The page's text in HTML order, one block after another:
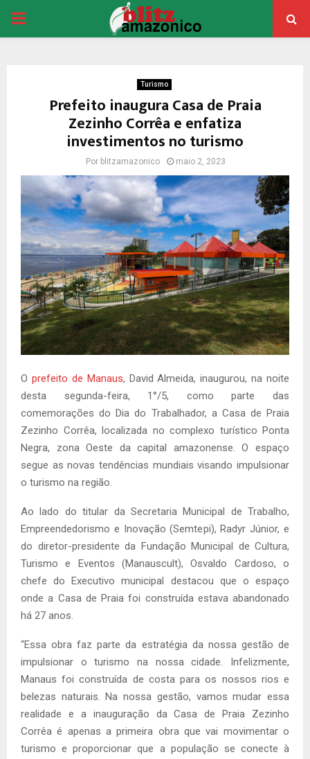
PRIMARY
Turismo
Prefeito inaugura Casa de Praia
Zezinho Corrêa e enfatiza
investimentos no turismo
Por blitzamazonico maio 2, 2023
O prefeito de Manaus, David Almeida, inaugurou, na noite
desta segunda-feira, 1°/5, como parte das
comemorações do Dia do Trabalhador, a Casa de Praia
Zezinho Corrêa, localizada no complexo turístico Ponta
Negra, zona Oeste da capital amazonense. O espaço
segue as novas tendências mundiais visando impulsionar
o turismo na região.
Ao lado do titular da Secretaria Municipal de Trabalho,
Empreendedorismo e Inovação (Semtepi), Radyr Júnior, e
do diretor-presidente da Fundação Municipal de Cultura,
Turismo e Eventos (Manauscult), Osvaldo Cardoso, o
chefe do Executivo municipal destacou que o espaço
onde a Casa de Praia foi construída estava abandonado
há 27 anos.
“Essa obra faz parte da estratégia da nossa gestão de
impulsionar o turismo na nossa cidade. Infelizmente,
Manaus foi construída de costa para os nossos rios e
belezas naturais. Na nossa gestão, vamos mudar essa
realidade e a inauguração da Casa de Praia Zezinho
Corrêa é apenas a primeira obra que vai movimentar o
turismo e proporcionar que a população se conecte à